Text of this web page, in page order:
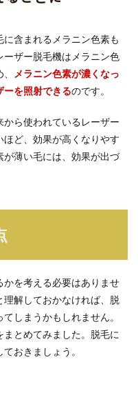
含まれるメラニン色素も
ザー脱毛機はメラニン色
メラニン色素が濃くなっ
ーを照射できるのです。
ら使われているレーザー
ど、効果が高くなりやす
薄い毛には、効果が出づ
を考える必要はありませ
理解しておかなければ、脱
しまうかもしれません。
とめてみました。脱毛に
おきましょう。